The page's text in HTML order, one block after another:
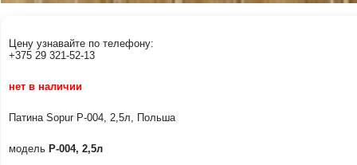
Цену узнавайте по телефону:
+375 29 321-52-13
нет в наличии
Патина Sopur Р-004, 2,5л, Польша
модель Р-004, 2,5л